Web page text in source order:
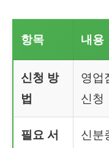
항목 내용
신청 방
법
영업
신청
필요 서
신분